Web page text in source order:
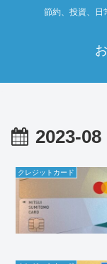
節約、投資、日
2023-08
クレジットカード